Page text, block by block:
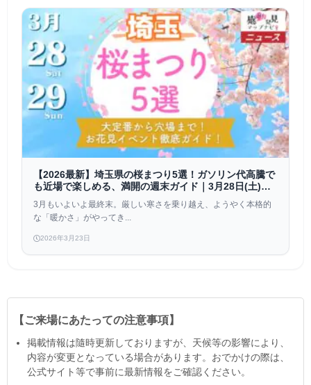
【2026最新】埼玉県の桜まつり5選！ガソリン代高騰で
も近場で楽しめる、満開の週末ガイド｜3月28日(土)～
29日(日)
3月もいよいよ最終末。厳しい寒さを乗り越え、ようやく本格的
な「暖かさ」がやってき...
2026年3月23日
【ご来場にあたっての注意事項】
掲載情報は隨時更新しておりますが、天候等の影響により、
内容が変更となっている場合があります。おでかけの際は、
公式サイト等で事前に最新情報をご確認ください。